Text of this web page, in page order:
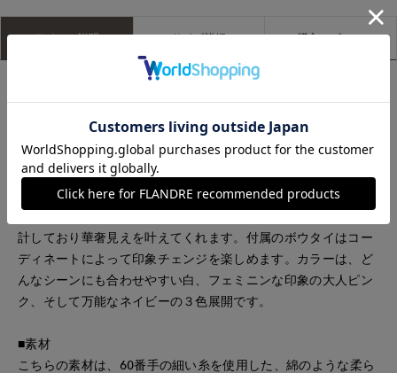
アイテム説明 サイズ詳細 購入レビュー
ス。袖途中にギャザー切替を入れた立体的なデザインで、目線
が集まる位置に大小さまざまなビジューを美しく配置。袖口の
フリル先と衿先には、繊細な２段のピコミシン加工を施し、細
部まで贅沢な仕上がりに。衿ぐりから自然に広がるギャザーシ
計しており華奢見えを叶えてくれます。付属のボウタイはコー
ディネートによって印象チェンジを楽しめます。カラーは、ど
んなシーンにも合わせやすい白、フェミニンな印象の大人ピン
ク、そして万能なネイビーの３色展開です。
■素材
こちらの素材は、60番手の細い糸を使用した、綿のような柔ら